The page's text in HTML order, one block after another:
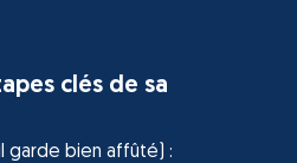
clés de sa
garde bien affûté) :